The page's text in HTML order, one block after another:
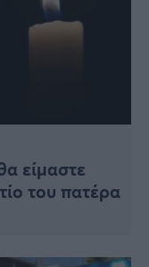
είμαστε
του πατέρα